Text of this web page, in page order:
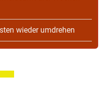
wieder umdrehen